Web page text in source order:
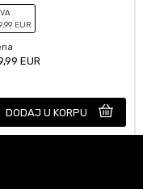
,99 EUR
EUR
DODAJ U KORPU